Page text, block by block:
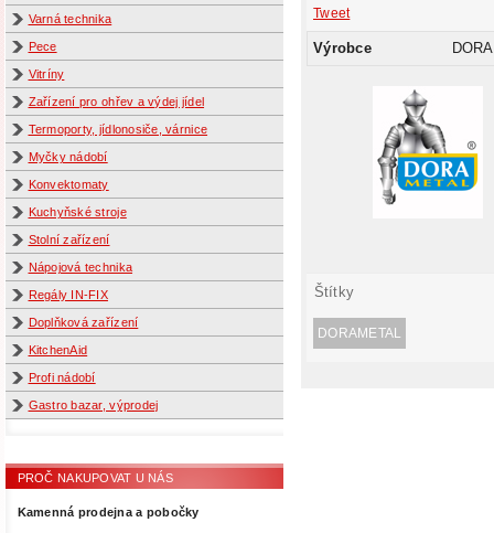
Varná technika
Pece
Vitríny
Zařízení pro ohřev a výdej jídel
Termoporty, jídlonosiče, várnice
Myčky nádobí
Konvektomaty
Kuchyňské stroje
Stolní zařízení
Nápojová technika
Regály IN-FIX
Doplňková zařízení
KitchenAid
Profi nádobí
Gastro bazar, výprodej
PROČ NAKUPOVAT U NÁS
Kamenná prodejna a pobočky
Tweet
Výrobce
Štítky
DORAMETAL